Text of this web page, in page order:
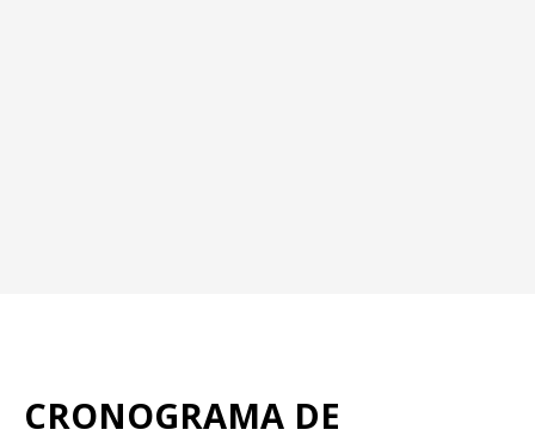
CRONOGRAMA DE